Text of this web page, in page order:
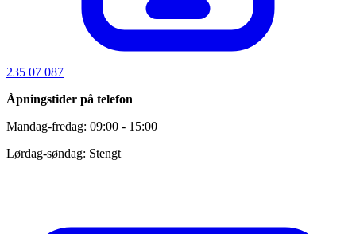
235 07 087
Åpningstider på telefon
Mandag-fredag: 09:00 - 15:00
Lørdag-søndag: Stengt